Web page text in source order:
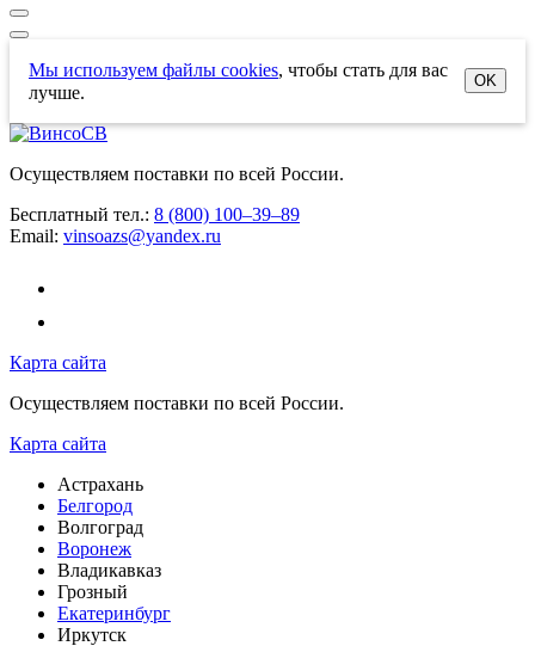
Мы используем файлы cookies, чтобы стать для вас
лучше.
OK
Осуществляем поставки по всей России.
Бесплатный тел.: 8 (800) 100–39–89
Email: vinsoazs@yandex.ru
Карта сайта
Осуществляем поставки по всей России.
Карта сайта
Астрахань
Белгород
Волгоград
Воронеж
Владикавказ
Грозный
Екатеринбург
Иркутск